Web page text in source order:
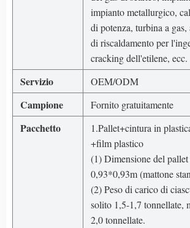
impianto metallurgico,
di potenza, turbina a
di riscaldamento per
cracking dell'etilene, ecc.
Servizio OEM/ODM
Campione Fornito gratuitamente
Pacchetto
1.Pallet+cintura in
+film plastico
(1) Dimensione del
0,93*0,93m (mattone
(2) Peso di carico di
solito 1,5-1,7 tonnellate,
2,0 tonnellate.